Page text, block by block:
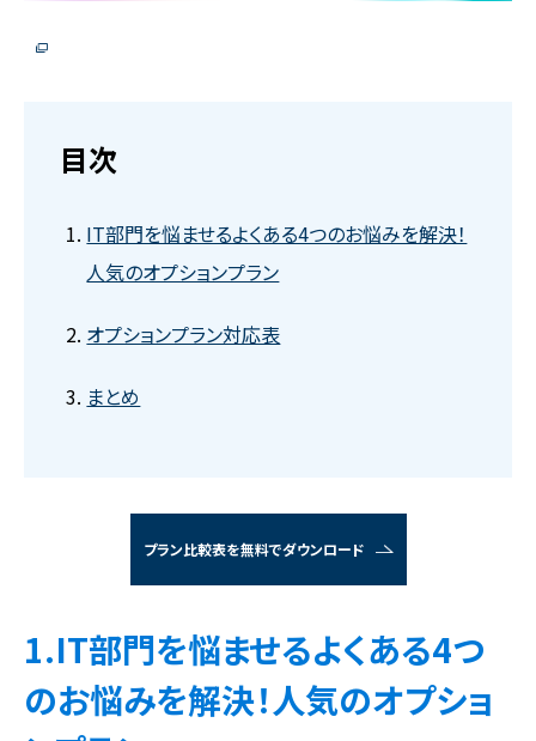
目次
IT部門を悩ませるよくある4つのお悩みを解決！
人気のオプションプラン
オプションプラン対応表
まとめ
プラン比較表を無料でダウンロード
1.IT部門を悩ませるよくある4つ
のお悩みを解決！人気のオプショ